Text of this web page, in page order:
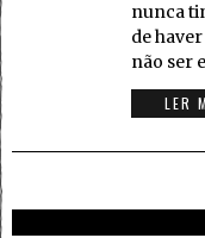
nunca
de
não ser
LER